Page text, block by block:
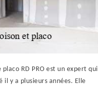
placo RD PRO est un expert qui
il y a plusieurs années. Elle